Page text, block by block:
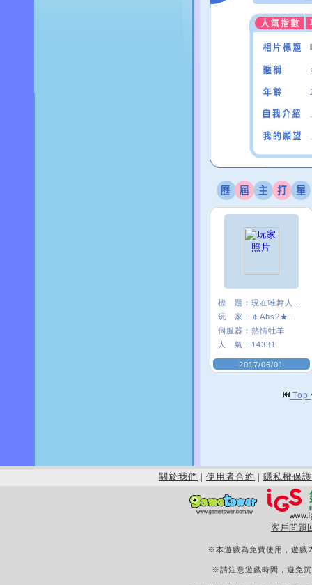
標 題：
玩 家：
伺服器： 熱情牡羊
人 氣： 14331
2017/06/01
Top
關於我們 | 使用者合約 | 隱私權保護
客戶問題
※本遊戲為免費使用，遊戲
※請注意遊戲時間，避免